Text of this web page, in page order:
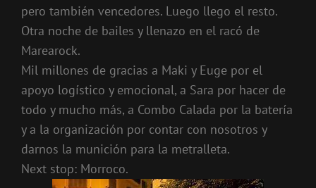
pero también vencedores. Luego llego el resto.
Otra noche de bailes y llenazo en el racó de
Marearock.
Mil millones de gracias a Maki y Euge por el
apoyo logístico y emocional, a Sara por hacer de
todo y mucho más, a Combo Calada por la batería
y a la organización por contar con nosotros y
darnos la munición para la metralleta.
Next stop: Morroco.